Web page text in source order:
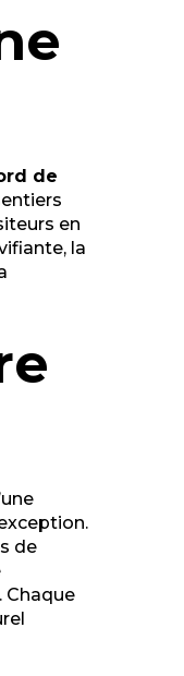
de
en
la
de
Chaque